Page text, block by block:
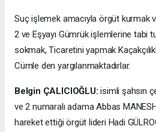
Suç işlemek amacıyla örgüt kurmak
2 ve Eşyayı Gümrük işlemlerine tabi
sokmak, Ticaretini yapmak
Cümle den yargılanmaktadırlar.
Belgin ÇALICIOĞLU: isimli şahsın
ve 2 numaralı adama Abbas
hareket ettiği örgüt lideri Hadi